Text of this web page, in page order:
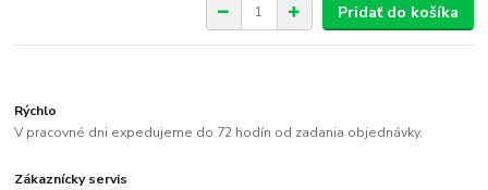
Pridať do košíka
Rýchlo
V pracovné dni expedujeme do 72 hodín od zadania objednávky.
Zákaznícky servis